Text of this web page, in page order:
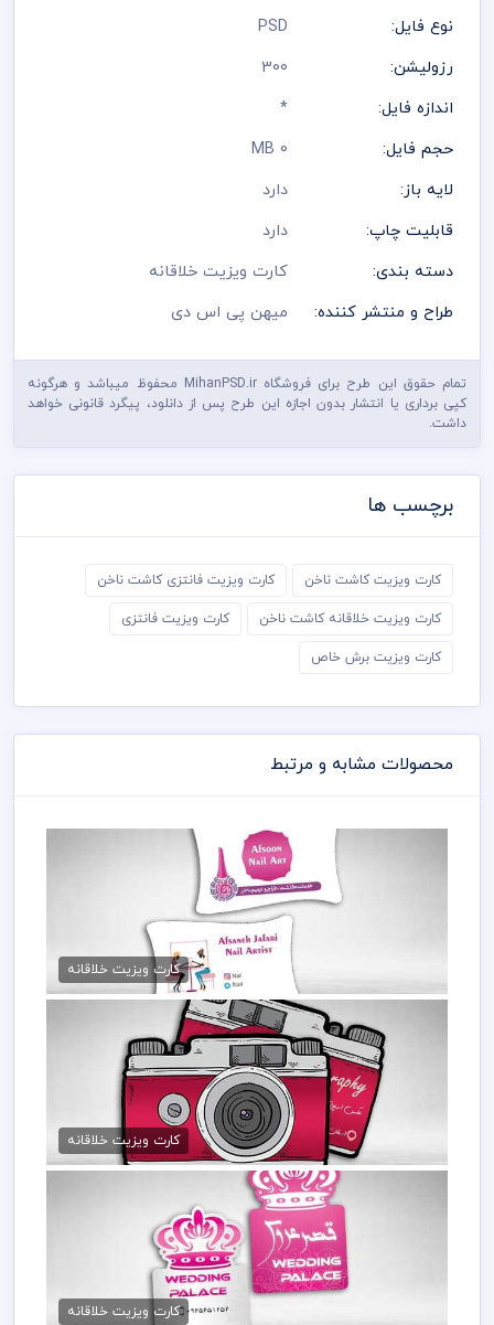
نوع فایل:
PSD
رزولیشن:
300
اندازه فایل:
*
حجم فایل:
0 MB
لایه باز:
دارد
قابلیت چاپ:
دارد
دسته بندی:
کارت ویزیت خلاقانه
طراح و منتشر کننده:
میهن پی اس دی
تمام حقوق این طرح برای فروشگاه MihanPSD.ir محفوظ میباشد و هرگونه
کپی برداری یا انتشار بدون اجازه این طرح پس از دانلود، پیگرد قانونی خواهد
داشت.
برچسب ها
کارت ویزیت کاشت ناخن کارت ویزیت فانتزی کاشت ناخن
کارت ویزیت خلاقانه کاشت ناخن کارت ویزیت فانتزی
کارت ویزیت برش خاص
محصولات مشابه و مرتبط
کارت ویزیت خلاقانه کاشت ناخن
کارت ویزیت خلاقانه
کارت ویزیت برش خاص دوربین
99,000 تومان
کارت ویزیت خلاقانه
کارت ویزیت فانتزی تشریفات عروسی
کارت ویزیت خلاقانه